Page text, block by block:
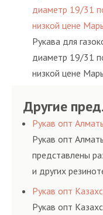
диаметр 19/31
низкой цене
Рукава для
диаметр 19/31
низкой цене
Другие
Рукав опт
Рукав опт
представлены
и других
и нормативам.
Рукав опт
Рукав опт